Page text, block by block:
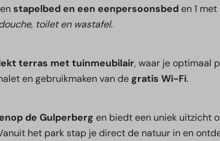
stapelbed en een eenpersoonsbeden 1 met
toilet en wastafel.
terras met tuinmeubilair, waar je optimaal
en gebruikmaken van de gratis Wi-Fi.
de Gulperberg en biedt een uniek uitzicht
het park stap je direct de natuur in en